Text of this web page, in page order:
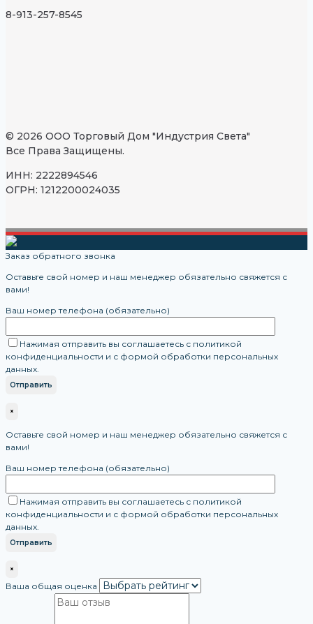
8-913-257-8545
© 2026 ООО Торговый Дом "Индустрия Света"
Все Права Защищены.
ИНН: 2222894546
ОГРН: 1212200024035
Заказ обратного звонка
Оставьте свой номер и наш менеджер обязательно свяжется с
вами!
Ваш номер телефона (обязательно)
Нажимая отправить вы соглашаетесь с политикой
конфиденциальности и с формой обработки персональных
данных.
×
Оставьте свой номер и наш менеджер обязательно свяжется с
вами!
Ваш номер телефона (обязательно)
Нажимая отправить вы соглашаетесь с политикой
конфиденциальности и с формой обработки персональных
данных.
×
Ваша общая оценка